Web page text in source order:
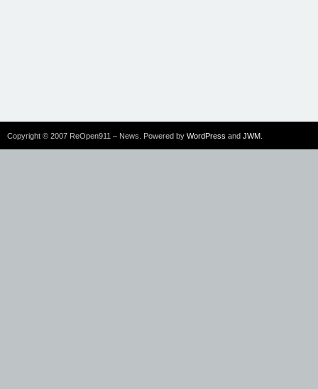
Copyright © 2007 ReOpen911 – News. Powered by WordPress and JWM